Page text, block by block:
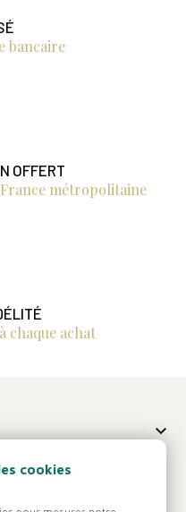
bancaire
OFFERT
métropolitaine
chaque achat

cookies